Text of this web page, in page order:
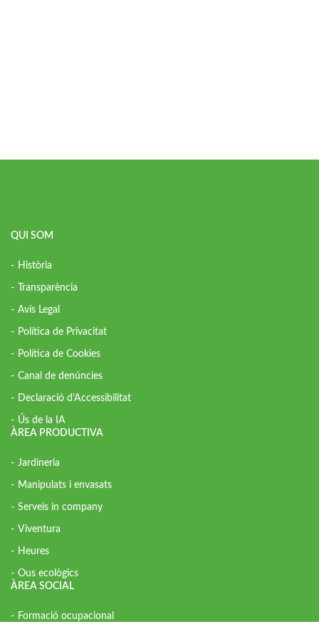
QUI SOM
Història
Transparència
Avís Legal
Política de Privacitat
Política de Cookies
Canal de denúncies
Declaració d’Accessibilitat
Ús de la IA
ÀREA PRODUCTIVA
Jardineria
Manipulats i envasats
Serveis in company
Viventura
Heures
Ous ecològics
ÀREA SOCIAL
Formació ocupacional